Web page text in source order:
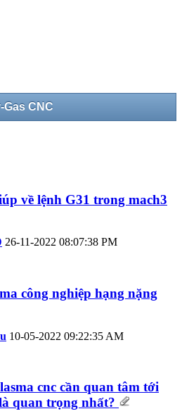
Gas CNC
về lệnh G31 trong mach3
26-11-2022 08:07:38 PM
công nghiệp hạng nặng
10-05-2022 09:22:35 AM
cnc cần quan tâm tới
quan trọng nhất?